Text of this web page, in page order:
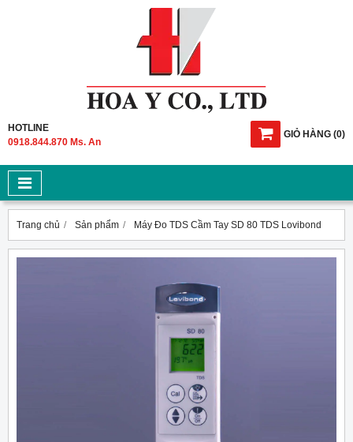
GIỎ HÀNG (0)
HOTLINE
0918.844.870 Ms. An
Trang chủ Sản phẩm Máy Đo TDS Cầm Tay SD 80 TDS Lovibond